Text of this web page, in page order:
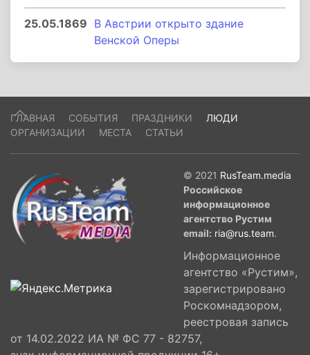
25.05.1869 В Австрии открыто здание
Венской Оперы
ГЛАВНАЯ СОБЫТИЯ ПРАЗДНИКИ
ЛЮДИ
ОРГАНИЗАЦИИ
МЕСТА СТАТЬИ
© 2021 RusTeam.media
Российское
информационное
агентство Рустим
email: ria@rus.team.
Информационное
агентство «Рустим»,
зарегистрировано
Роскомнадзором,
реестровая запись
от 14.02.2022 ИА № ФС 77 - 82757,